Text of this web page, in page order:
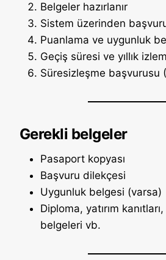
Belgeler hazırlanır
Sistem üzerinden başvuru
Puanlama ve uygunluk
Geçiş süresi ve yıllık
Süresizleşme başvurusu
Gerekli belgeler
Pasaport kopyası
Başvuru dilekçesi
Uygunluk belgesi (varsa)
Diploma, yatırım
belgeleri vb.